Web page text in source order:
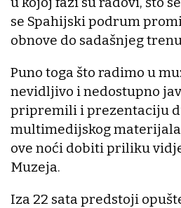
se Spahijski podrum
obnove do sadašnjeg
Puno toga što radimo u
nevidljivo i nedostupno
pripremili i prezentaciju
multimedijskog
ove noći dobiti priliku
Muzeja.
Iza 22 sata predstoji